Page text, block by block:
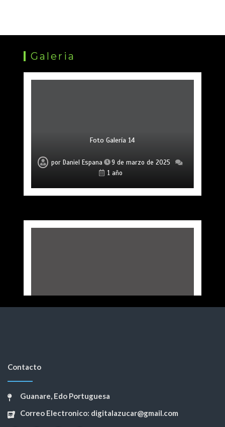
Galeria
Foto Galería 15
por Daniel Espana
9 de marzo de 2025
1 año
Foto Galería 14
por Daniel Espana
9 de marzo de 2025
1 año
Foto Galería 13
por Daniel Espana
9 de marzo de 2025
1 año
Contacto
Guanare, Edo Portuguesa
Correo Electronico: digitalazucar@gmail.com